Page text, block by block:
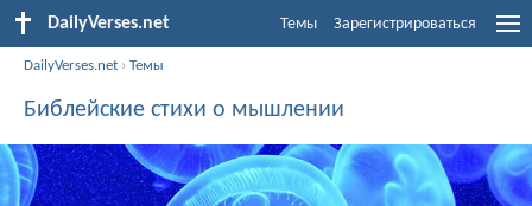
DailyVerses.net Темы Зарегистрироваться
DailyVerses.net ›Темы
Библейские стихи о мышлении